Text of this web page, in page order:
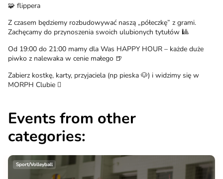
🧩 flippera
Z czasem będziemy rozbudowywać naszą „półeczkę” z grami.
Zachęcamy do przynoszenia swoich ulubionych tytułów 🎱
Od 19:00 do 21:00 mamy dla Was HAPPY HOUR – każde duże
piwko z nalewaka w cenie małego 🍺
Zabierz kostkę, karty, przyjaciela (np pieska 🐶) i widzimy się w
MORPH Clubie 🫟
Events from other
categories:
Sport/Volleyball